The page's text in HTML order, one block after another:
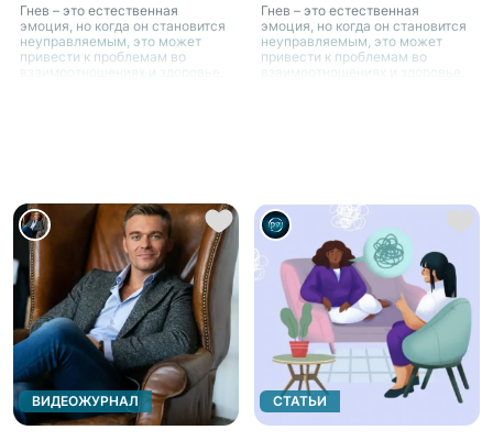
Гнев – это естественная
эмоция, но когда он становится
неуправляемым, это может
привести к проблемам во
Гнев – это естественная
эмоция, но когда он становится
неуправляемым, это может
привести к проблемам во
ВИДЕОЖУРНАЛ СТАТЬИ